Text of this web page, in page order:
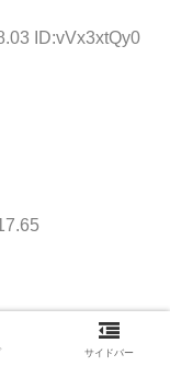
ID:vVx3xtQy0
サイドバー